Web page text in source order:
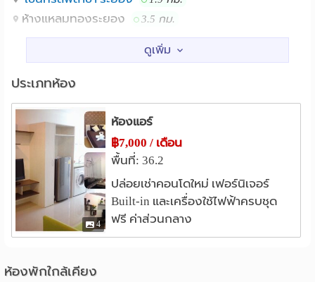
• ชั้นวางทีวี
• ครัวบิวท์อิน + เตาไฟฟ้า + เครื่องดูดควัน
--------------------
เครื่องใช้ไฟฟ้า:
• แอร์ 2 เครื่อง ❄️❄️
• ทีวี LCD 32 นิ้ว 1 เครื่อง
• เครื่องทำน้ำอุ่น 1 เครื่อง
• ตู้เย็น 1 เครื่อง
--------------------
ความปลอดภัยและสิ่งอำนวยความสะดวก:
• ที่จอดรถ 1 คันต่อห้อง (Fix ที่จอดตามเลขที่ห้อง)
• ระบบ Key Card 2 ชั้น (เข้าคอนโด + เข้าชั้นห้องพัก)
ห้างแหลมทองระยอง 3.5 กม.
รพ.ระยอง 0.6 กม.
รพ.จุฬารัตน์ รวมแพทย์ระยอง
รพ.ศรีระยอง 1.6 กม.
อื่นๆ
แยกทับมา 4.8 กม.
ประเภทห้อง
4
ห้องแอร์
฿7,000 / เดือน
พื้นที่: 36.2
ปล่อยเช่าคอนโดใหม่ เฟอร์นิเจอร์
Built-in และเครื่องใช้ไฟฟ้าครบชุด
ฟรี ค่าส่วนกลาง
ห้องพักใกล้เคียง